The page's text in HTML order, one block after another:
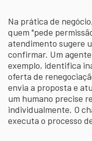
Na prática de
quem "pede
atendimento sugere
confirmar. Um
exemplo, identifica
oferta de
envia a proposta e
um humano precise
individualmente. O
executa o processo